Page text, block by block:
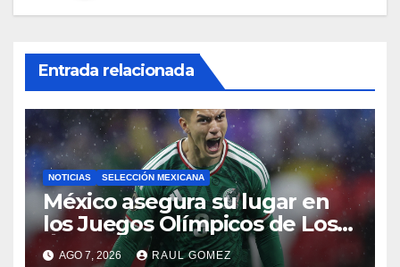
Entrada relacionada
NOTICIAS SELECCIÓN MEXICANA
México asegura su lugar en
los Juegos Olímpicos de Los
Ángeles 2028
AGO 7, 2026 RAUL GOMEZ